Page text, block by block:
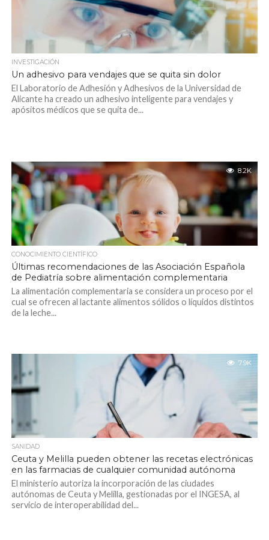
INVESTIGACIÓN
Un adhesivo para vendajes que se quita sin dolor
El Laboratorio de Adhesión y Adhesivos de la Universidad de
Alicante ha creado un adhesivo inteligente para vendajes y
apósitos médicos que se quita de...
8.2K
CONOCIMIENTO CIENTÍFICO
Últimas recomendaciones de las Asociación Española
de Pediatría sobre alimentación complementaria
La alimentación complementaria se considera un proceso por el
cual se ofrecen al lactante alimentos sólidos o líquidos distintos
de la leche...
7.9K
SANIDAD
Ceuta y Melilla pueden obtener las recetas electrónicas
en las farmacias de cualquier comunidad autónoma
El ministerio autoriza la incorporación de las ciudades
autónomas de Ceuta y Melilla, gestionadas por el INGESA, al
servicio de interoperabilidad del...